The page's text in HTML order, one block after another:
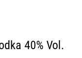
40% Vol.